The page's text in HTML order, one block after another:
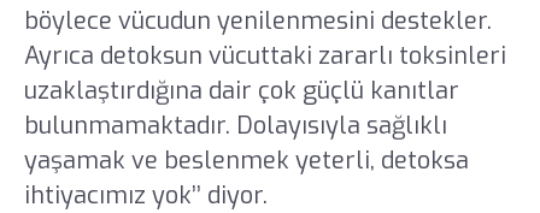
böylece vücudun yenilenmesini destekler.
Ayrıca detoksun vücuttaki zararlı toksinleri
uzaklaştırdığına dair çok güçlü kanıtlar
bulunmamaktadır. Dolayısıyla sağlıklı
yaşamak ve beslenmek yeterli, detoksa
ihtiyacımız yok’’ diyor.